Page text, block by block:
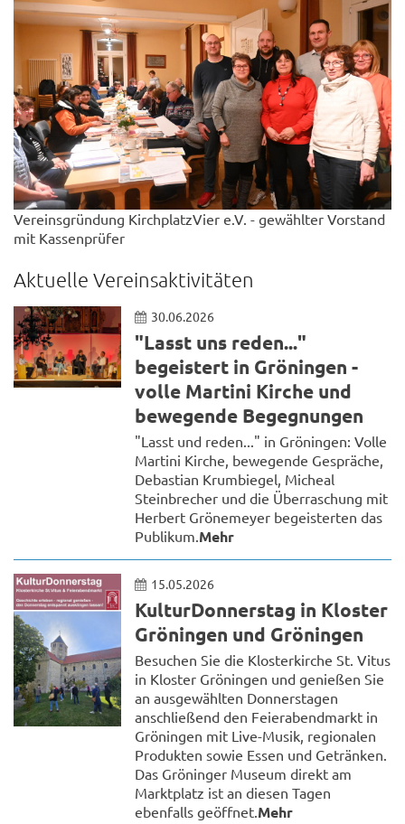
Vereinsgründung KirchplatzVier e.V. - gewählter Vorstand
mit Kassenprüfer
Aktuelle Vereinsaktivitäten
30.06.2026
"Lasst uns reden..."
begeistert in Gröningen -
volle Martini Kirche und
bewegende Begegnungen
"Lasst und reden..." in Gröningen: Volle
Martini Kirche, bewegende Gespräche,
Debastian Krumbiegel, Micheal
Steinbrecher und die Überraschung mit
Herbert Grönemeyer begeisterten das
Publikum.Mehr
15.05.2026
KulturDonnerstag in Kloster
Gröningen und Gröningen
Besuchen Sie die Klosterkirche St. Vitus
in Kloster Gröningen und genießen Sie
an ausgewählten Donnerstagen
anschließend den Feierabendmarkt in
Gröningen mit Live-Musik, regionalen
Produkten sowie Essen und Getränken.
Das Gröninger Museum direkt am
Marktplatz ist an diesen Tagen
ebenfalls geöffnet.Mehr